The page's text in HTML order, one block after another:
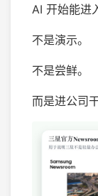
AI 开始能进
不是演示。
不是尝鲜。
而是进公司干